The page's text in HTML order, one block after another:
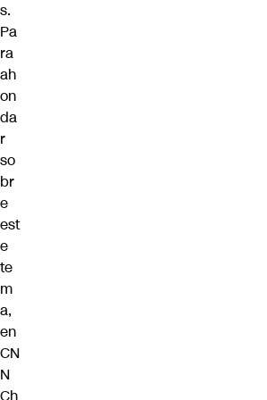
s.
Pa
ra
ah
on
da
r
so
br
e
est
e
te
m
a,
en
CN
N
Ch